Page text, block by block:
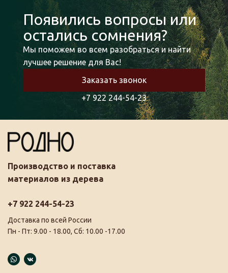
Появились вопросы или
остались сомнения?
Мы поможем во всем разобраться и найти
лучшее решение для Вас!
Заказать звонок
+7 922 244-54-23
Производство и поставка
материалов из дерева
+7 922 244-54-23
Доставка по всей России
Пн - Пт: 9.00 - 18.00, Сб: 10.00 -17.00